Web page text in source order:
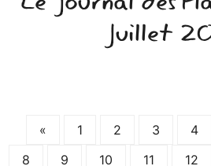
Juillet
« 1 2 3 4
8
9 10 11 12